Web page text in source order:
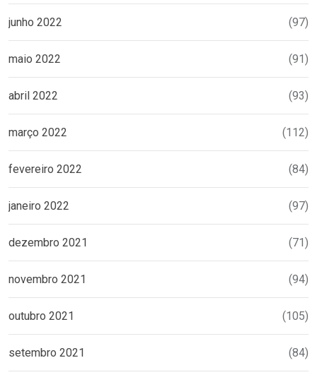
junho 2022 (97)
maio 2022 (91)
abril 2022 (93)
março 2022 (112)
fevereiro 2022 (84)
janeiro 2022 (97)
dezembro 2021 (71)
novembro 2021 (94)
outubro 2021 (105)
setembro 2021 (84)